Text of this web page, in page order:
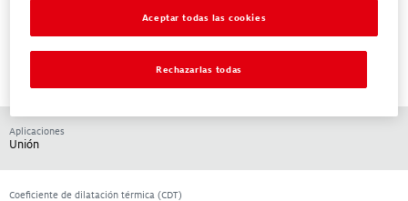
Información técnica
Aplicaciones
Unión
Coeficiente de dilatación térmica (CDT)
Rechazarlas todas
Aceptar todas las cookies